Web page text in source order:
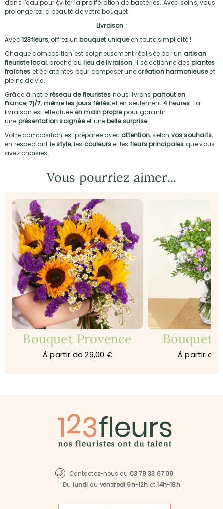
dans l'eau pour éviter la prolifération de bactéries. Avec soins, vous
prolongerez la beauté de votre bouquet.
Livraison :
Avec 123fleurs, offrez unbouquet uniqueen toute simplicité !
Chaque composition est soigneusement réalisée par un artisan
fleuriste local, proche dulieu de livraison. Il sélectionne desplantes
fraîches et éclatantes pour composer une création harmonieuseet
pleine de vie.
Grâce à notre réseau de fleuristes, nous livrons partout en
France, 7j/7, même les jours fériés, et en seulement 4 heures. La
livraison est effectuée en main proprepour garantir
une présentation soignéeet unebelle surprise.
Votre composition est préparée avec attention, selon vos souhaits,
en respectant lestyle, les couleurset les fleurs principales que vous
avez choisies.
Vous pourriez aimer...
Bouquet Provence
À partir de 29,00 €
Bouquet
À partir de
Contactez-nous au 03 79 33 67 09
Du lundi au vendredi 9h-12h et14h-18h